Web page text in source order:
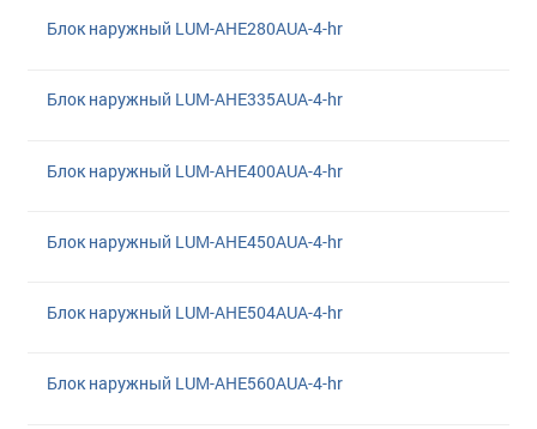
Блок наружный LUM-AHE280AUA-4-hr
Блок наружный LUM-AHE335AUA-4-hr
Блок наружный LUM-AHE400AUA-4-hr
Блок наружный LUM-AHE450AUA-4-hr
Блок наружный LUM-AHE504AUA-4-hr
Блок наружный LUM-AHE560AUA-4-hr